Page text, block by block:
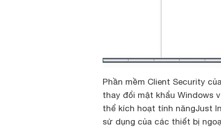
Phần mềm Client Security
thay đổi mật khẩu Windows
thể kích hoạt tính năngJust
sử dụng của các thiết bị